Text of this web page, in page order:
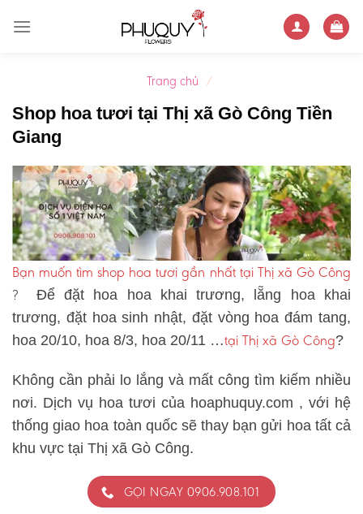
Trang chủ /
Shop hoa tươi tại Thị xã Gò Công Tiền
Giang
Bạn muốn tìm shop hoa tươi gần nhất tại Thị xã Gò Công
? Để đặt hoa hoa khai trương, lẵng hoa khai
trương, đặt hoa sinh nhật, đặt vòng hoa đám tang,
hoa 20/10, hoa 8/3, hoa 20/11 …tại Thị xã Gò Công?
Không cần phải lo lắng và mất công tìm kiếm nhiều
nơi. Dịch vụ hoa tươi của hoaphuquy.com , với hệ
thống giao hoa toàn quốc sẽ thay bạn gửi hoa tất cả
khu vực tại Thị xã Gò Công.
GỌI NGAY 0906.908.101